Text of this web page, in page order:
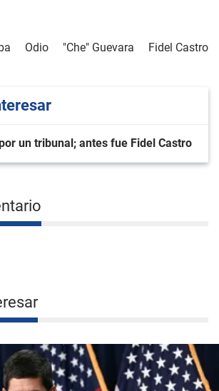
Odio "Che" Guevara Fidel Castro
un tribunal; antes fue Fidel Castro